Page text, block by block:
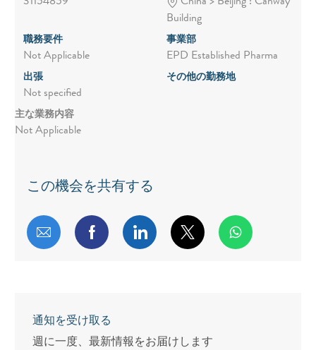
Building
職務要件
Not Applicable
事業部
EPD Established Pharma
出張
Not specified
その他の勤務地
主な業務内容
Not Applicable
この機会を共有する
メールで共有するFacebookで共有する
LinkedInで共有する
twitterで共有する
通知を受け取る
週に一度、最新情報をお届けします